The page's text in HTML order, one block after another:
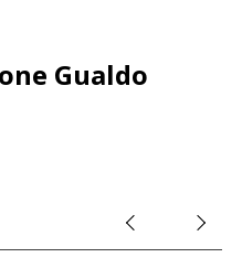
Gualdo